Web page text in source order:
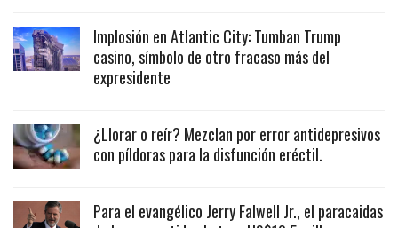
Implosión en Atlantic City: Tumban Trump
casino, símbolo de otro fracaso más del
expresidente
¿Llorar o reír? Mezclan por error antidepresivos
con píldoras para la disfunción eréctil.
Para el evangélico Jerry Falwell Jr., el paracaidas